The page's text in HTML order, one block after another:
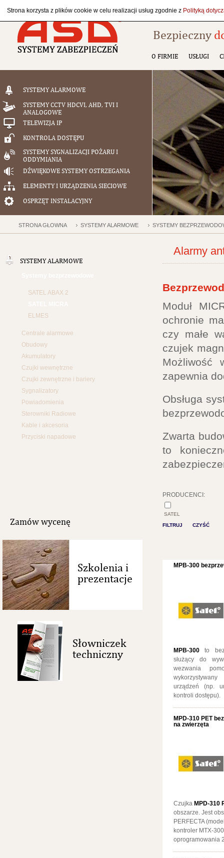
Bezpieczny
O FIRMIE USŁUGI
SYSTEMY ALARMOWE
SYSTEMY CCTV HDCVI, AHD, TVI I
ANALOGOWE
TELEWIZJA IP
KONTROLA DOSTĘPU
SYSTEMY SYGNALIZACJI POŻARU I
ODDYMIANIA
DŹWIĘKOWE SYSTEMY OSTRZEGANIA
ELEMENTY I URZĄDZENIA SIECIOWE
OSPRZĘT INSTALACYJNY
STRONA GŁÓWNA SYSTEMY ALARMOWE SYSTEMY
SYSTEMY ALARMOWE
SATEL ABAX 2
ELMES
Centrale alarmowe
Obudowy
Akumulatory
Czujki wewnętrzne
Czujki zewnętrzne i bariery
Sygnalizatory
Powiadomienia
Sterowniki Radiowe
Kable i akcesoria
Przyciski napadowe
Zamów wycenę
Szkolenia i
prezentacje
Słowniczek
techniczny
Alarmy
Moduł
ochronie
czy małe
czujek
Możliwość
zapewnia
Obsługa
Zwarta
to
PRODUCENCI:
SATEL
FILTRUJ
CZYŚĆ
MPB-300
MPB-300 to
służący do
wezwania
urządzeń (np.
kontroli dostępu).
MPD-310 PET
na zwierzęta
Czujka MPD-310
obszarze. Jest
PERFECTA
kontroler MTX-
oprogramowania
Strona korzysta z plików cookie w celu realizacji usług zgodnie z Polityką